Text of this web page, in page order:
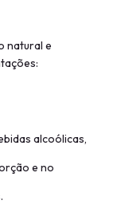
natural e
alcoólicas,
e no